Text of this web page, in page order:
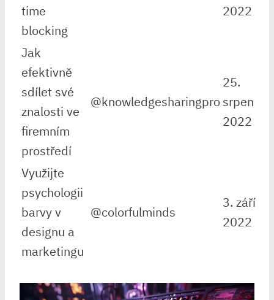
time
blocking
2022
Jak
efektivně
sdílet své
znalosti ve
firemním
prostředí
@knowledgesharingpro
25.
srpen
2022
Využijte
psychologii
barvy v
designu a
marketingu
@colorfulminds
3. září
2022